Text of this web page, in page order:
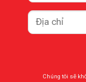
Chúng tôi sẽ